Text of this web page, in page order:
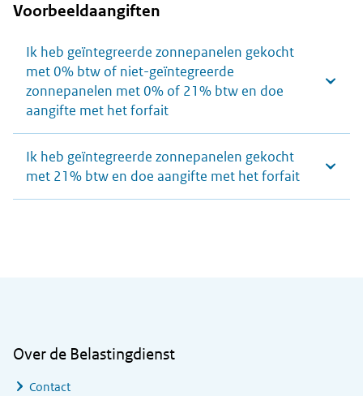
Voorbeeldaangiften
Ik heb geïntegreerde zonnepanelen gekocht
met 0% btw of niet-geïntegreerde
zonnepanelen met 0% of 21% btw en doe
aangifte met het forfait
Ik heb geïntegreerde zonnepanelen gekocht
met 21% btw en doe aangifte met het forfait
Over de Belastingdienst
Contact